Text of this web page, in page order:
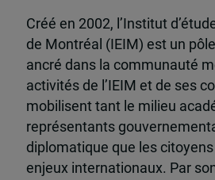
Créé en 2002, l’Institut
de Montréal (IEIM) est un
ancré dans la communauté
activités de l’IEIM et de ses
mobilisent tant le milieu
représentants
diplomatique que les
enjeux internationaux. Par